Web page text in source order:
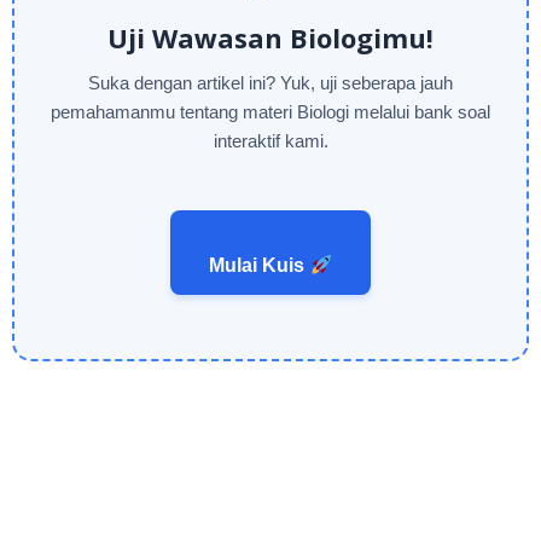
Uji Wawasan Biologimu!
Suka dengan artikel ini? Yuk, uji seberapa jauh
pemahamanmu tentang materi Biologi melalui bank soal
interaktif kami.
Mulai Kuis